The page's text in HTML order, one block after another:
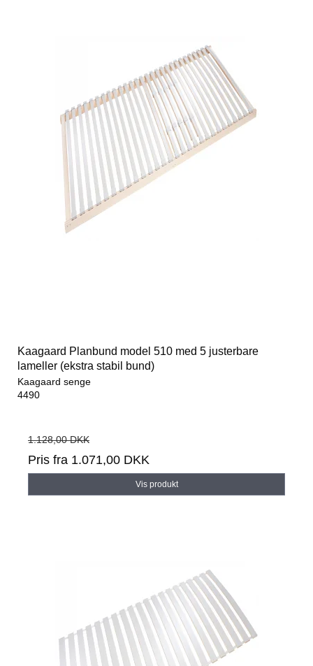
Kaagaard Planbund model 510 med 5 justerbare
lameller (ekstra stabil bund)
Kaagaard senge
4490
1.128,00 DKK
Pris fra 1.071,00 DKK
Vis produkt